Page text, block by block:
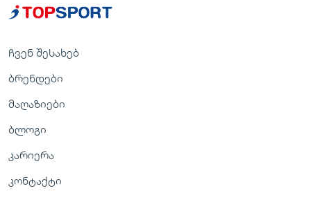
ჩვენ შესახებ
ბრენდები
მაღაზიები
ბლოგი
კარიერა
კონტაქტი